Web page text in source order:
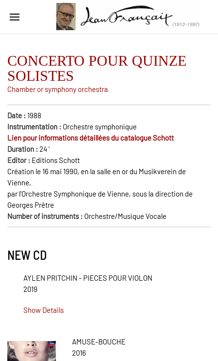
CONCERTO POUR QUINZE
SOLISTES
Chamber or symphony orchestra
Date : 1988
Instrumentation : Orchestre symphonique
Lien pour informations détaillées du catalogue Schott
Duration : 24'
Editor : Editions Schott
Création le 16 mai 1990, en la salle en or du Musikverein de
Vienne,
par l'Orchestre Symphonique de Vienne, sous la direction de
Georges Prêtre
Number of instruments : Orchestre/Musique Vocale
NEW CD
AYLEN PRITCHIN - PIECES POUR VIOLON
2019
Show Details
AMUSE-BOUCHE
2016